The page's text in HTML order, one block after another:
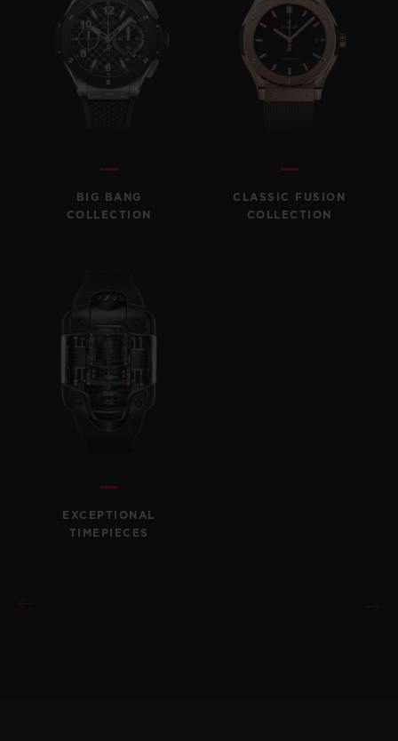
BIG BANG
COLLECTION
CLASSIC FUSION
COLLECTION
EXCEPTIONAL
TIMEPIECES